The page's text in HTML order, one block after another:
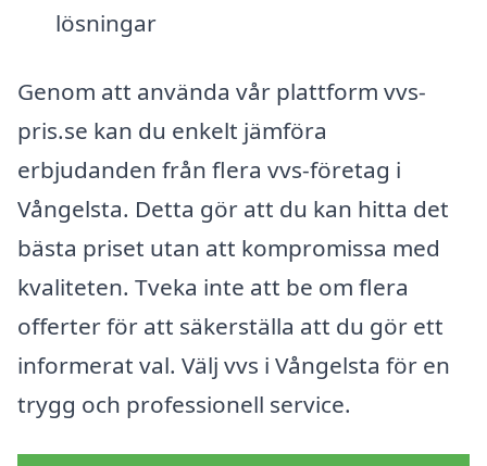
lösningar
Genom att använda vår plattform vvs-
pris.se kan du enkelt jämföra
erbjudanden från flera vvs-företag i
Vångelsta. Detta gör att du kan hitta det
bästa priset utan att kompromissa med
kvaliteten. Tveka inte att be om flera
offerter för att säkerställa att du gör ett
informerat val. Välj vvs i Vångelsta för en
trygg och professionell service.